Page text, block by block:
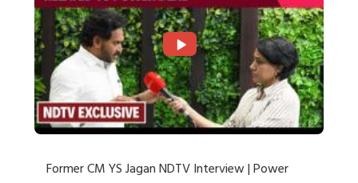
Former CM YS Jagan NDTV Interview | Power